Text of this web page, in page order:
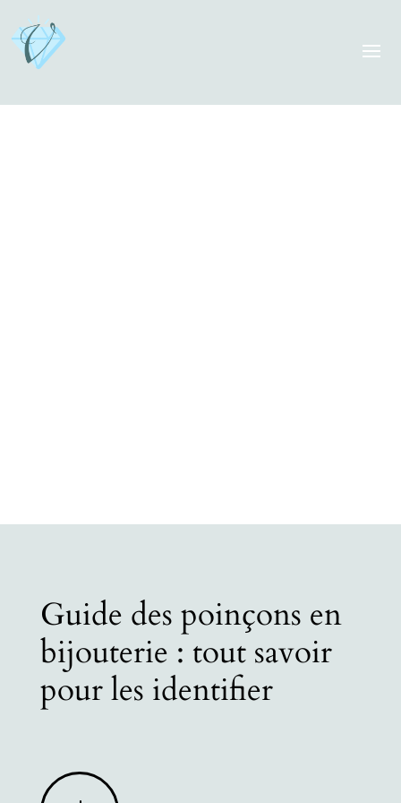
Guide des poinçons en
bijouterie : tout savoir
pour les identifier